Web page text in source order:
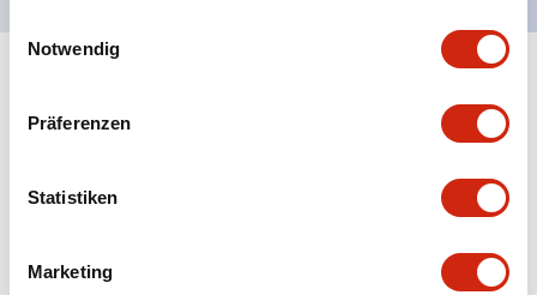
Notwendig
Präferenzen
Statistiken
Marketing
Electrical Specifications (rated illuminated